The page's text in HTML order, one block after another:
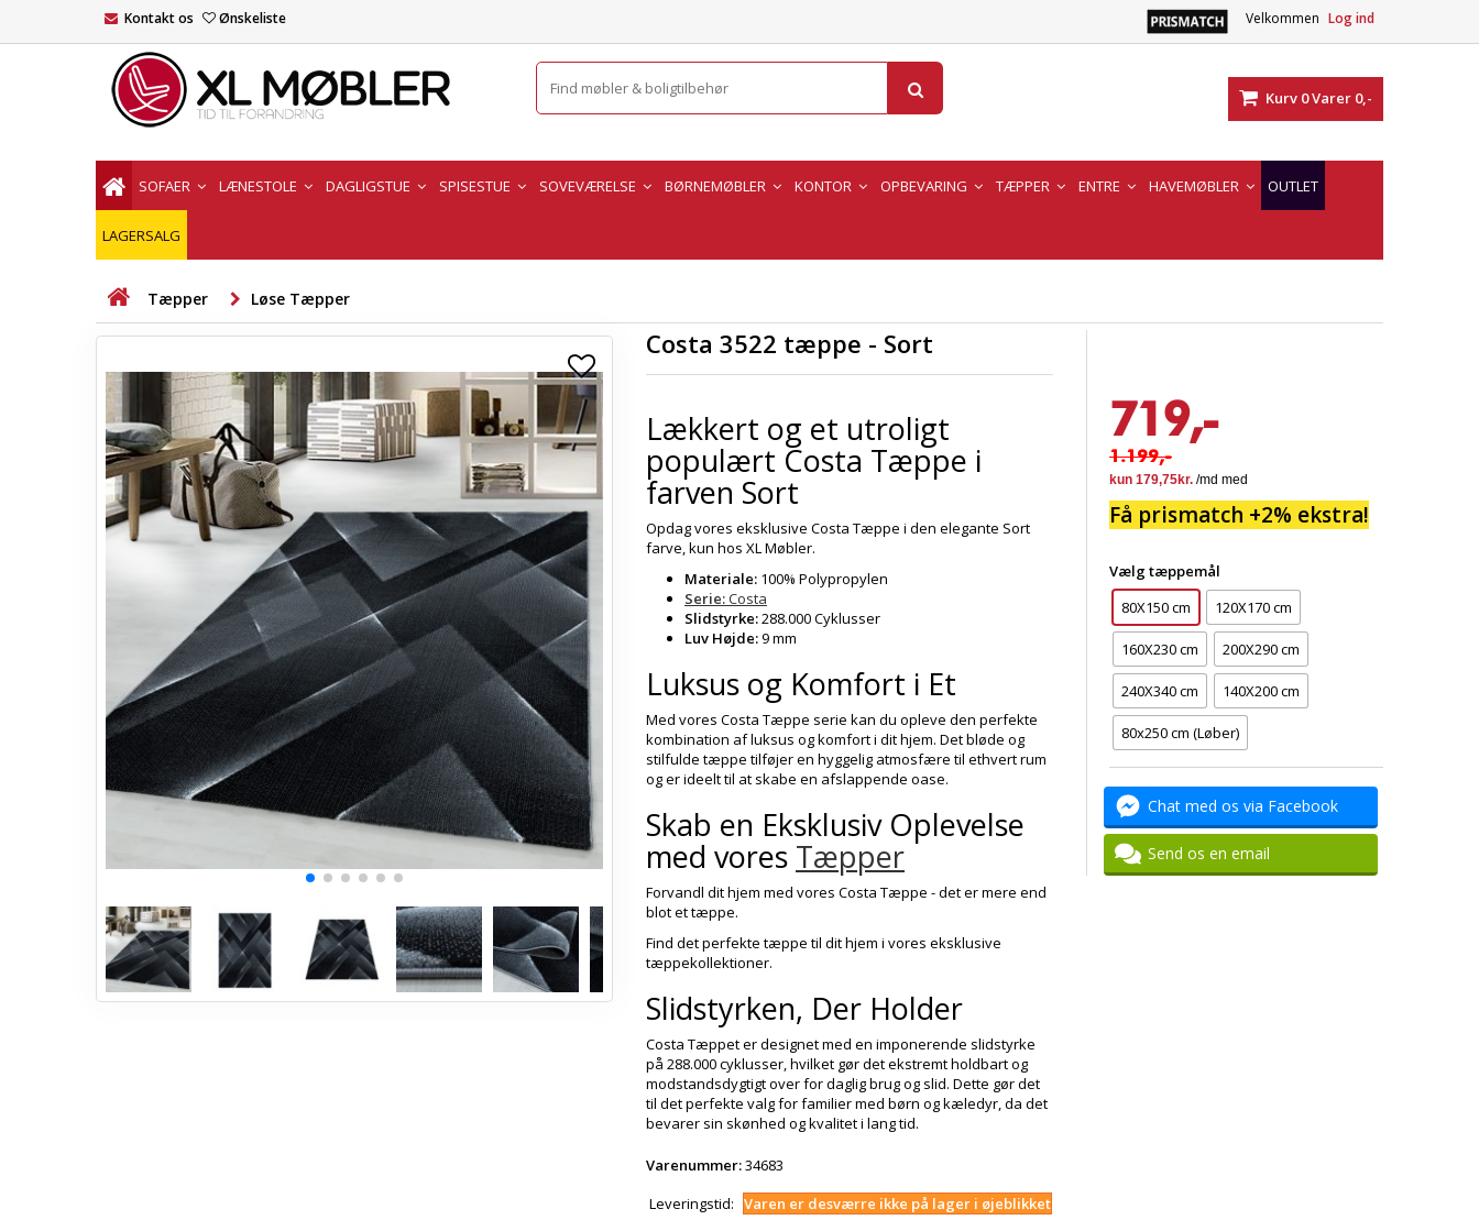
Velkommen Log ind
Kontakt os Ønskeliste
Kurv 0Varer 0,-
SOFAER LÆNESTOLE DAGLIGSTUE SPISESTUE SOVEVÆRELSE BØRNEMØBLER KONTOR OPBEVARING TÆPPER ENTRE HAVEMØBLER OUTLET
LAGERSALG
Tæpper Løse Tæpper
Costa 3522 tæppe - Sort
Lækkert og et utroligt
populært Costa Tæppe i
farven Sort
Opdag vores eksklusive Costa Tæppe i den elegante Sort
farve, kun hos XL Møbler.
Materiale: 100% Polypropylen
Serie:Costa
Slidstyrke:288.000 Cyklusser
Luv Højde:9 mm
Luksus og Komfort i Et
Med vores Costa Tæppe serie kan du opleve den perfekte
kombination af luksus og komfort i dit hjem. Det bløde og
stilfulde tæppe tilføjer en hyggelig atmosfære til ethvert rum
og er ideelt til at skabe en afslappende oase.
Skab en Eksklusiv Oplevelse
med vores Tæpper
Forvandl dit hjem med vores Costa Tæppe - det er mere end
blot et tæppe.
Find det perfekte tæppe til dit hjem i vores eksklusive
tæppekollektioner.
Slidstyrken, Der Holder
Costa Tæppet er designet med en imponerende slidstyrke
på 288.000 cyklusser, hvilket gør det ekstremt holdbart og
modstandsdygtigt over for daglig brug og slid. Dette gør det
til det perfekte valg for familier med børn og kæledyr, da det
bevarer sin skønhed og kvalitet i lang tid.
Varenummer:34683
Leveringstid: Varen er desværre ikke på lager i øjeblikket
719,-
1.199,-
Få prismatch +2% ekstra!
Vælg tæppemål
80X150 cm
120X170 cm
160X230 cm 200X290 cm
240X340 cm 140X200 cm
80x250 cm (Løber)
Chat med os via Facebook
Send os en email